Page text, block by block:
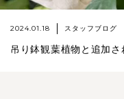
2024.01.18 スタッフブログ
吊り鉢観葉植物と追加